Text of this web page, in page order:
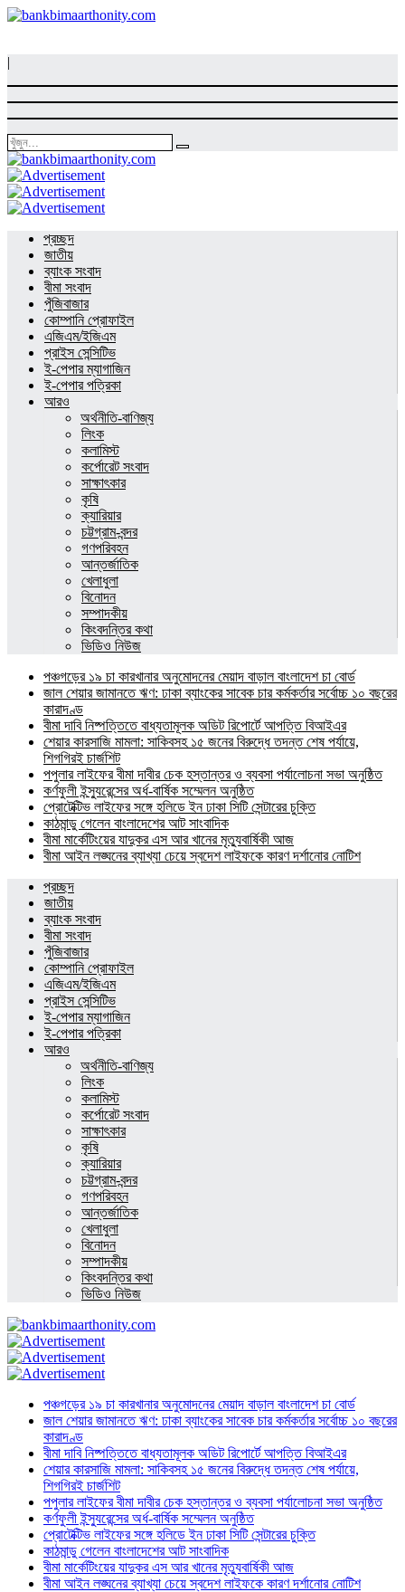
|
প্রচ্ছদ
জাতীয়
ব্যাংক সংবাদ
বীমা সংবাদ
পুঁজিবাজার
কোম্পানি প্রোফাইল
এজিএম/ইজিএম
প্রাইস সেন্সিটিভ
ই-পেপার ম্যাগাজিন
ই-পেপার পত্রিকা
আরও
অর্থনীতি-বাণিজ্য
লিংক
কলামিস্ট
কর্পোরেট সংবাদ
সাক্ষাৎকার
কৃষি
ক্যারিয়ার
চট্টগ্রাম-বন্দর
গণপরিবহন
আন্তর্জাতিক
খেলাধুলা
বিনোদন
সম্পাদকীয়
কিংবদন্তির কথা
ভিডিও নিউজ
পঞ্চগড়ের ১৯ চা কারখানার অনুমোদনের মেয়াদ বাড়াল বাংলাদেশ চা বোর্ড
জাল শেয়ার জামানতে ঋণ: ঢাকা ব্যাংকের সাবেক চার কর্মকর্তার সর্বোচ্চ ১০ বছরের
কারাদণ্ড
বীমা দাবি নিষ্পত্তিতে বাধ্যতামূলক অডিট রিপোর্টে আপত্তি বিআইএর
শেয়ার কারসাজি মামলা: সাকিবসহ ১৫ জনের বিরুদ্ধে তদন্ত শেষ পর্যায়ে,
শিগগিরই চার্জশিট
পপুলার লাইফের বীমা দাবীর চেক হস্তান্তর ও ব্যবসা পর্যালোচনা সভা অনুষ্ঠিত
কর্ণফুলী ইন্স্যুরেন্সের অর্ধ-বার্ষিক সম্মেলন অনুষ্ঠিত
প্রোটেক্টিভ লাইফের সঙ্গে হলিডে ইন ঢাকা সিটি সেন্টারের চুক্তি
কাঠমান্ডু গেলেন বাংলাদেশের আট সাংবাদিক
বীমা মার্কেটিংয়ের যাদুকর এস আর খানের মৃত্যুবার্ষিকী আজ
বীমা আইন লঙ্ঘনের ব্যাখ্যা চেয়ে স্বদেশ লাইফকে কারণ দর্শানোর নোটিশ
প্রচ্ছদ
জাতীয়
ব্যাংক সংবাদ
বীমা সংবাদ
পুঁজিবাজার
কোম্পানি প্রোফাইল
এজিএম/ইজিএম
প্রাইস সেন্সিটিভ
ই-পেপার ম্যাগাজিন
ই-পেপার পত্রিকা
আরও
অর্থনীতি-বাণিজ্য
লিংক
কলামিস্ট
কর্পোরেট সংবাদ
সাক্ষাৎকার
কৃষি
ক্যারিয়ার
চট্টগ্রাম-বন্দর
গণপরিবহন
আন্তর্জাতিক
খেলাধুলা
বিনোদন
সম্পাদকীয়
কিংবদন্তির কথা
ভিডিও নিউজ
পঞ্চগড়ের ১৯ চা কারখানার অনুমোদনের মেয়াদ বাড়াল বাংলাদেশ চা বোর্ড
জাল শেয়ার জামানতে ঋণ: ঢাকা ব্যাংকের সাবেক চার কর্মকর্তার সর্বোচ্চ ১০ বছরের
কারাদণ্ড
বীমা দাবি নিষ্পত্তিতে বাধ্যতামূলক অডিট রিপোর্টে আপত্তি বিআইএর
শেয়ার কারসাজি মামলা: সাকিবসহ ১৫ জনের বিরুদ্ধে তদন্ত শেষ পর্যায়ে,
শিগগিরই চার্জশিট
পপুলার লাইফের বীমা দাবীর চেক হস্তান্তর ও ব্যবসা পর্যালোচনা সভা অনুষ্ঠিত
কর্ণফুলী ইন্স্যুরেন্সের অর্ধ-বার্ষিক সম্মেলন অনুষ্ঠিত
প্রোটেক্টিভ লাইফের সঙ্গে হলিডে ইন ঢাকা সিটি সেন্টারের চুক্তি
কাঠমান্ডু গেলেন বাংলাদেশের আট সাংবাদিক
বীমা মার্কেটিংয়ের যাদুকর এস আর খানের মৃত্যুবার্ষিকী আজ
বীমা আইন লঙ্ঘনের ব্যাখ্যা চেয়ে স্বদেশ লাইফকে কারণ দর্শানোর নোটিশ